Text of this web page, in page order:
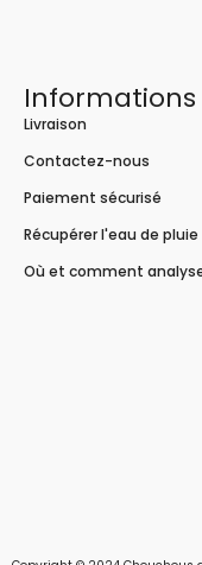
Informations
Livraison
Contactez-nous
Paiement sécurisé
Récupérer l'eau de pluie
Où et comment